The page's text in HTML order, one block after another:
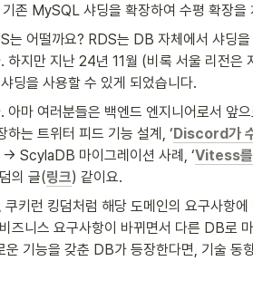
존 MySQL 샤딩을 확장하여 수평 확장을
어떨까요? RDS는 DB 자체에서 샤딩을
하지만 지난 24년 11월 (비록 서울 리전
딩을 사용할 수 있게 되었습니다.
마 여러분들은 백엔드 엔지니어로서 앞
는 트위터 피드 기능 설계, ‘Discord가
마이그레이션 사례, ‘Vitess를
의 글(링크) 같이요.
키런 킹덤처럼 해당 도메인의 요구사항
즈니스 요구사항이 바뀌면서 다른 DB로
기능을 갖춘 DB가 등장한다면, 기술 동